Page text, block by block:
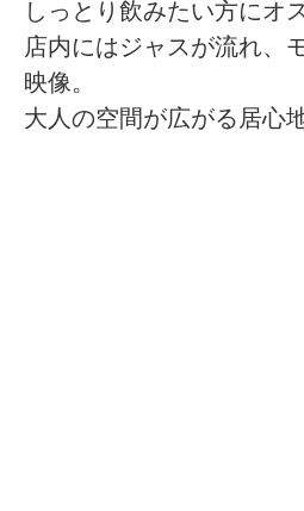
しっとり飲みたい方にオ
店内にはジャスが流れ、
映像。
大人の空間が広がる居心